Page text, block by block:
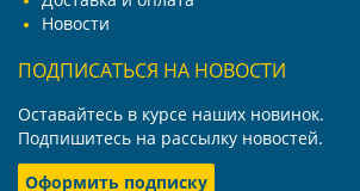
Новости
ПОДПИСАТЬСЯ НА НОВОСТИ
Оставайтесь в курсе наших новинок.
Подпишитесь на рассылку новостей.
Оформить подписку